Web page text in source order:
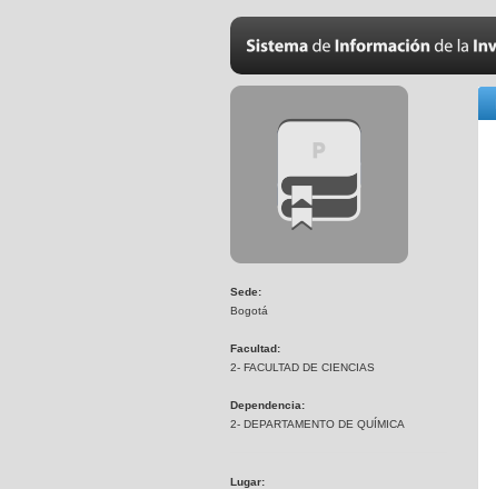
Sede:
Bogotá
Facultad:
2- FACULTAD DE CIENCIAS
Dependencia:
2- DEPARTAMENTO DE QUÍMICA
Lugar: